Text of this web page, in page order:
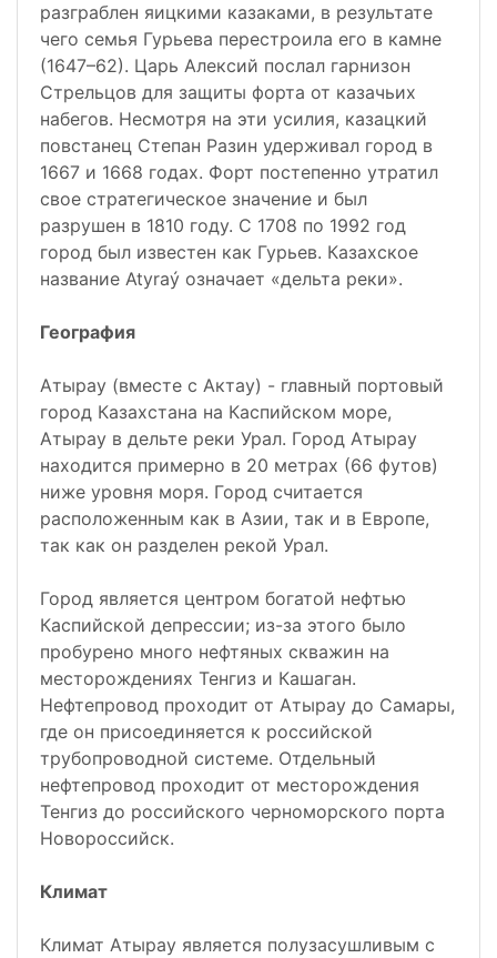
разграблен яицкими казаками, в результате
чего семья Гурьева перестроила его в камне
(1647–62). Царь Алексий послал гарнизон
Стрельцов для защиты форта от казачьих
набегов. Несмотря на эти усилия, казацкий
повстанец Степан Разин удерживал город в
1667 и 1668 годах. Форт постепенно утратил
свое стратегическое значение и был
разрушен в 1810 году. С 1708 по 1992 год
город был известен как Гурьев. Казахское
название Atyraý означает «дельта реки».
География
Атырау (вместе с Актау) - главный портовый
город Казахстана на Каспийском море,
Атырау в дельте реки Урал. Город Атырау
находится примерно в 20 метрах (66 футов)
ниже уровня моря. Город считается
расположенным как в Азии, так и в Европе,
так как он разделен рекой Урал.
Город является центром богатой нефтью
Каспийской депрессии; из-за этого было
пробурено много нефтяных скважин на
месторождениях Тенгиз и Кашаган.
Нефтепровод проходит от Атырау до Самары,
где он присоединяется к российской
трубопроводной системе. Отдельный
нефтепровод проходит от месторождения
Тенгиз до российского черноморского порта
Новороссийск.
Климат
Климат Атырау является полузасушливым с